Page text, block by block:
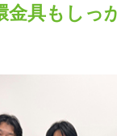
金具もしっ